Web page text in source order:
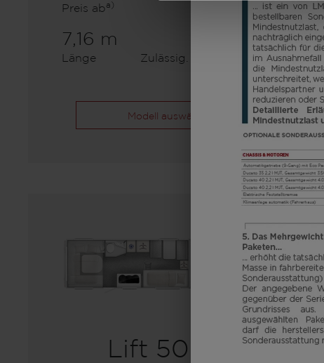
Preis aba) Schlafplätze
7,16 m
Länge
1360 kg
Zulässig. Gesamtgewicht
Modell auswählen
Lift 500 K